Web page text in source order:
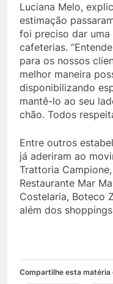
Luciana Melo,
estimação
foi preciso dar uma
cafeterias.
para os nossos
melhor maneira
disponibilizando
mantê-lo ao seu
chão. Todos
Entre outros
já aderiram ao
Trattoria
Restaurante Mar
Costelaria, Boteco
além dos
Compartilhe esta matéria